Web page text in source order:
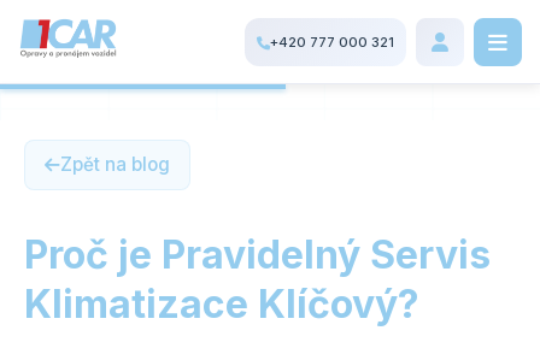
+420 777 000 321
Zpět na blog
Proč je Pravidelný Servis
Klimatizace Klíčový?